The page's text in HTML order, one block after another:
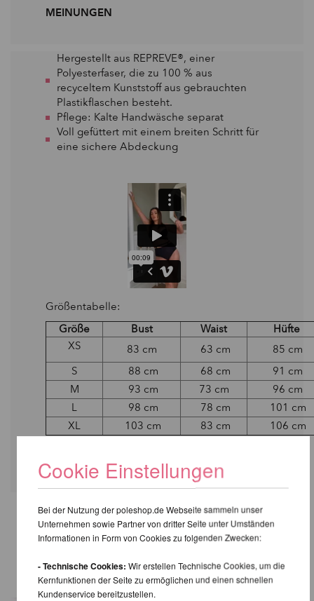
MEINUNGEN
Hergestellt aus REPREVE®, einer
Polyesterfaser, die zu 100 % aus
recyceltem Kunststoff aus gebrauchten
Plastikflaschen besteht.
Pflege: Kalte Handwäsche separat
Voll gefüttert mit einem breiten Schritt für
eine sichere Abdeckung
Größentabelle:
Größe
Bust Waist
Hüfte
XS
83 cm 63 cm
85 cm
S
88 cm 68 cm
91 cm
M
93 cm 73 cm
96 cm
L
98 cm 78 cm
101 cm
XL
103 cm 83 cm 106 cm
WEITERE PRODUKTE
Cookie Einstellungen
Bei der Nutzung der poleshop.de Webseite sammeln unser
Unternehmen sowie Partner von dritter Seite unter Umständen
Informationen in Form von Cookies zu folgenden Zwecken:
- Technische Cookies: Wir erstellen Technische Cookies, um die
Kernfunktionen der Seite zu ermöglichen und einen schnellen
Kundenservice bereitzustellen.